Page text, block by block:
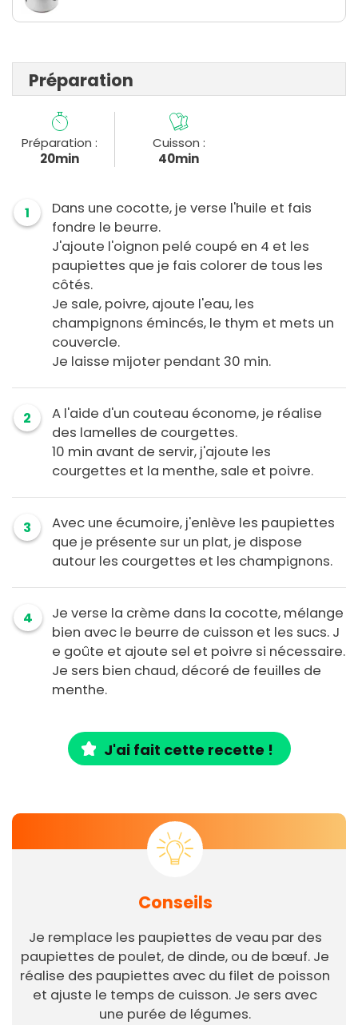
Préparation
Préparation :
20min
Cuisson :
40min
1
Dans une cocotte, je verse l'huile et fais
fondre le beurre.
J'ajoute l'oignon pelé coupé en 4 et les
paupiettes que je fais colorer de tous les
côtés.
Je sale, poivre, ajoute l'eau, les
champignons émincés, le thym et mets un
couvercle.
Je laisse mijoter pendant 30 min.
2
A l'aide d'un couteau économe, je réalise
des lamelles de courgettes.
10 min avant de servir, j'ajoute les
courgettes et la menthe, sale et poivre.
3
Avec une écumoire, j'enlève les paupiettes
que je présente sur un plat, je dispose
autour les courgettes et les champignons.
4
Je verse la crème dans la cocotte, mélange
bien avec le beurre de cuisson et les sucs. J
e goûte et ajoute sel et poivre si nécessaire.
Je sers bien chaud, décoré de feuilles de
menthe.
J'ai fait cette recette !
Conseils
Je remplace les paupiettes de veau par des
paupiettes de poulet, de dinde, ou de bœuf. Je
réalise des paupiettes avec du filet de poisson
et ajuste le temps de cuisson. Je sers avec
une purée de légumes.